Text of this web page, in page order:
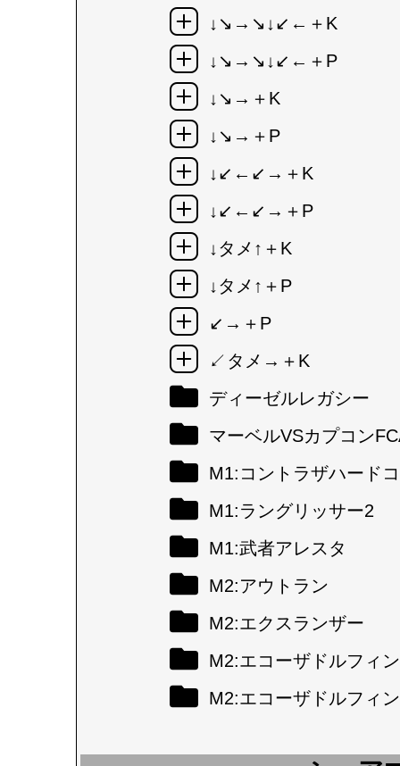
↓↘→↘↓↙←＋K
↓↘→↘↓↙←＋P
↓↘→＋K
↓↘→＋P
↓↙←↙→＋K
↓↙←↙→＋P
↓タメ↑＋K
↓タメ↑＋P
↙→＋P
↙タメ→＋K
ディーゼルレガシー
マーベルVSカプコン
M1:コントラザハード
M1:ラングリッサー2
M1:武者アレスタ
M2:アウトラン
M2:エクスランザー
M2:エコーザドルフィン
M2:エコーザドルフィ